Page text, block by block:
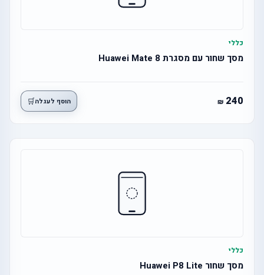
כללי
מסך שחור עם מסגרת Huawei Mate 8
240 הוסף לעגלה🛒
כללי
מסך שחור Huawei P8 Lite